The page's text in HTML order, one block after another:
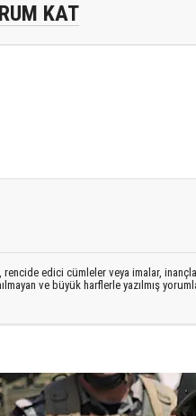
KAT
edici cümleler veya imalar,
ve büyük harflerle yazılmış